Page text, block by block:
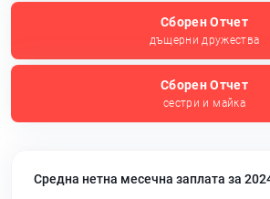
Сборен Отчет
дъщерни дружества
Сборен Отчет
сестри и майка
Средна нетна месечна заплата за